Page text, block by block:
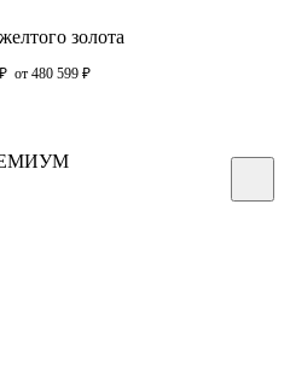
золота
₽ от 480 599 ₽